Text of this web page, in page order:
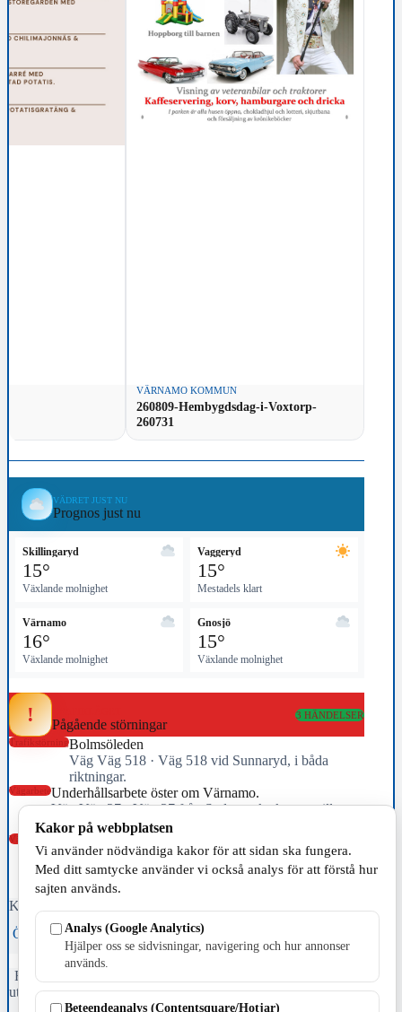
VÄRNAMO KOMMUN
260809-Hembygdsdag-i-Voxtorp-
260731
VÄDRET JUST NU
Prognos just nu
Skillingaryd
15°
Växlande molnighet
Vaggeryd
15°
Mestadels klart
Värnamo
16°
Växlande molnighet
Gnosjö
15°
Växlande molnighet
! Pågående störningar
3 HÄNDELSER
TrafikstörningBolmsöleden
Väg Väg 518 · Väg 518 vid Sunnaryd, i båda
riktningar.
VägarbeteUnderhållsarbete öster om Värnamo.
Väg Väg 27 · Väg 27 från Sydsvenska krysset till
Voxtorp båda riktningarna i Jönköpings län (F)
Vägarbete
Väg E4 · E4 från Trafikplats Strömsnäs-Traryd (76) till
Trafikplats Hornsborg (77) i riktning mot Värnamo i
Kronobergs län (G)
Källa: Trafikverket · uppdaterad 10:20
Öppna trafikhubben → Trafikverket →
Fristående webbtidningsföretag grundat 1991 som sedan 2002 ger
ut tidningen Skillingaryd.nu och 2010 lanserades Värnamo.nu. Från
april 2026 omfattar Skillingaryd.nu tre kommuner: Gnosjö,
Kakor på webbplatsen
Vi använder nödvändiga kakor för att sidan ska fungera.
Med ditt samtycke använder vi också analys för att förstå hur
sajten används.
Analys (Google Analytics)
Hjälper oss se sidvisningar, navigering och hur annonser
används.
Beteendeanalys (Contentsquare/Hotjar)